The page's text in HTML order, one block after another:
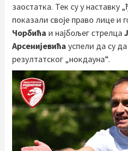
заостатка. Тек су у наставку
показали своје право лице и
Чорбића и најбољег стрелца
Арсенијевића успели да су
резултатског „нокдауна“.